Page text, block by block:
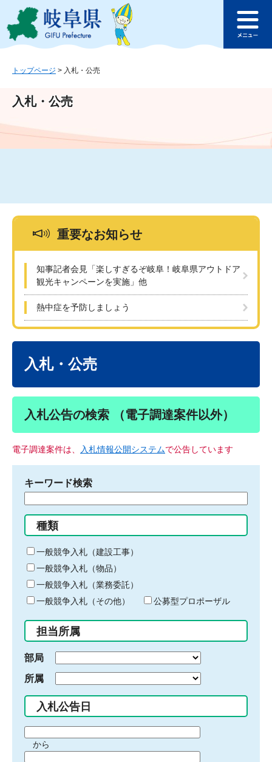
ジ
ュ
文
このページの本文へ
ュ
トップページ > 入札・公売
入札・公売
重要なお知らせ
知事記者会見「楽しすぎるぞ岐阜！岐阜県アウトドア
観光キャンペーンを実施」他
熱中症を予防しましょう
入札・公売
入札公告の検索 （電子調達案件以外）
電子調達案件は、 入札情報公開システムで公告しています
キーワード検索
る
キ
ー
ワ
ー
ド
入
力
種類
一般競争入札（建設工事）
一般競争入札（物品）
一般競争入札（業務委託）
一般競争入札（その他）
公募型プロポーザル
担当所属
部局
所属
入札公告日
間から